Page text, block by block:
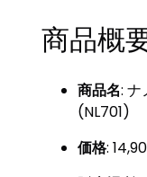
商品概
商品名: ナ
(NL701)
価格: